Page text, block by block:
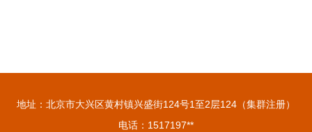
地址：北京市大兴区黄村镇兴盛街124号1至2层124（集群注册）
电话：1517197**